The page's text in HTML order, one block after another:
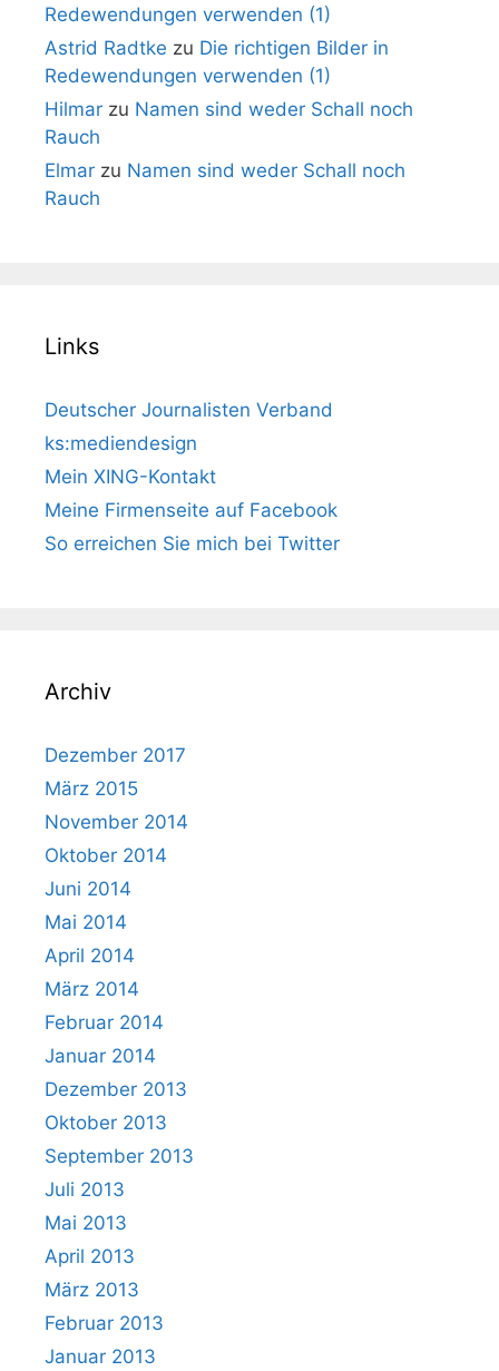
Redewendungen verwenden (1)
Astrid Radtke zu Die richtigen Bilder in
Redewendungen verwenden (1)
Hilmar zu Namen sind weder Schall noch
Rauch
Elmar zu Namen sind weder Schall noch
Rauch
Links
Deutscher Journalisten Verband
ks:mediendesign
Mein XING-Kontakt
Meine Firmenseite auf Facebook
So erreichen Sie mich bei Twitter
Archiv
Dezember 2017
März 2015
November 2014
Oktober 2014
Juni 2014
Mai 2014
April 2014
März 2014
Februar 2014
Januar 2014
Dezember 2013
Oktober 2013
September 2013
Juli 2013
Mai 2013
April 2013
März 2013
Februar 2013
Januar 2013